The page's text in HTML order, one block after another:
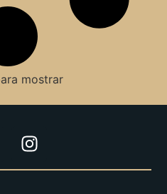
mostrar